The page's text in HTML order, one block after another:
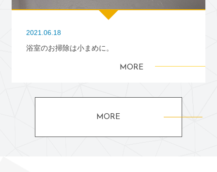
2021.06.18
浴室のお掃除は小まめに。
MORE
MORE